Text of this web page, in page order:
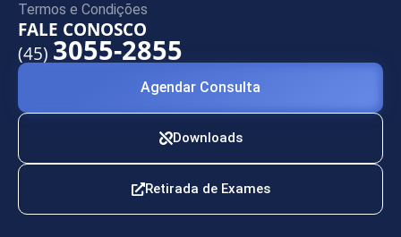
Termos e Condições
FALE CONOSCO
(45) 3055-2855
Agendar Consulta
Downloads
Retirada de Exames